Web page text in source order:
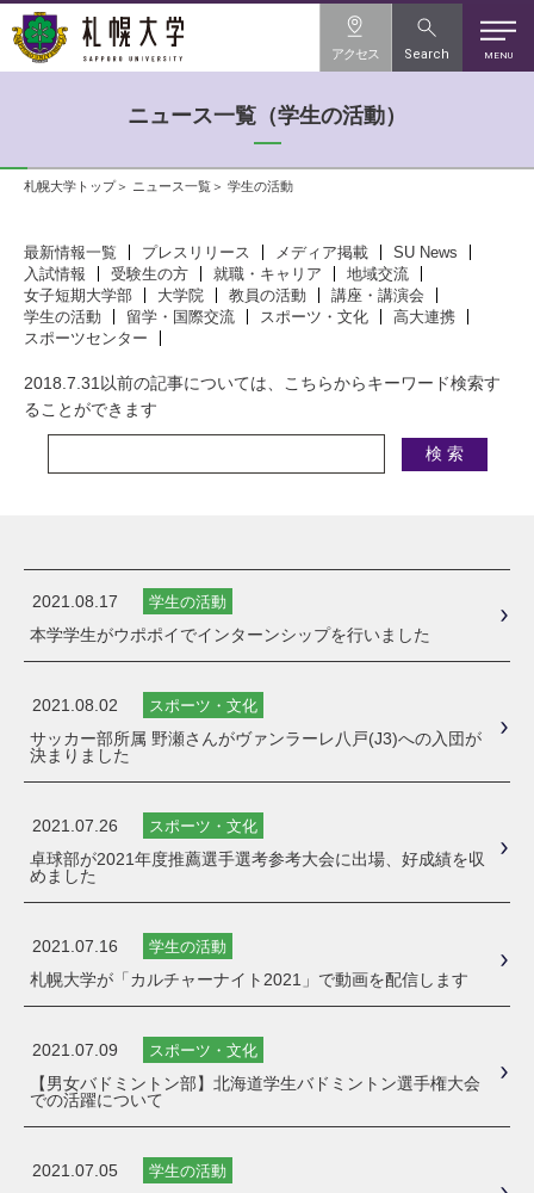
MENU
アクセス Search
ニュース一覧（学生の活動）
札幌大学トップ ニュース一覧 学生の活動
最新情報一覧 プレスリリース メディア掲載
SU News
入試情報
受験生の方 就職・キャリア
地域交流
女子短期大学部
大学院 教員の活動
講座・講演会
学生の活動
留学・国際交流 スポーツ・文化
高大連携
スポーツセンター
2018.7.31以前の記事については、こちらからキーワード検索す
ることができます
2021.08.17 学生の活動
本学学生がウポポイでインターンシップを行いました
2021.08.02 スポーツ・文化
サッカー部所属 野瀬さんがヴァンラーレ八戸(J3)への入団が
決まりました
2021.07.26 スポーツ・文化
卓球部が2021年度推薦選手選考参考大会に出場、好成績を収
めました
2021.07.16 学生の活動
札幌大学が「カルチャーナイト2021」で動画を配信します
2021.07.09 スポーツ・文化
【男女バドミントン部】北海道学生バドミントン選手権大会
での活躍について
2021.07.05 学生の活動